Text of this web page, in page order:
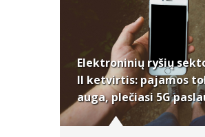
Elektroninių ryšių
II ketvirtis: pajamos
auga, plečiasi 5G